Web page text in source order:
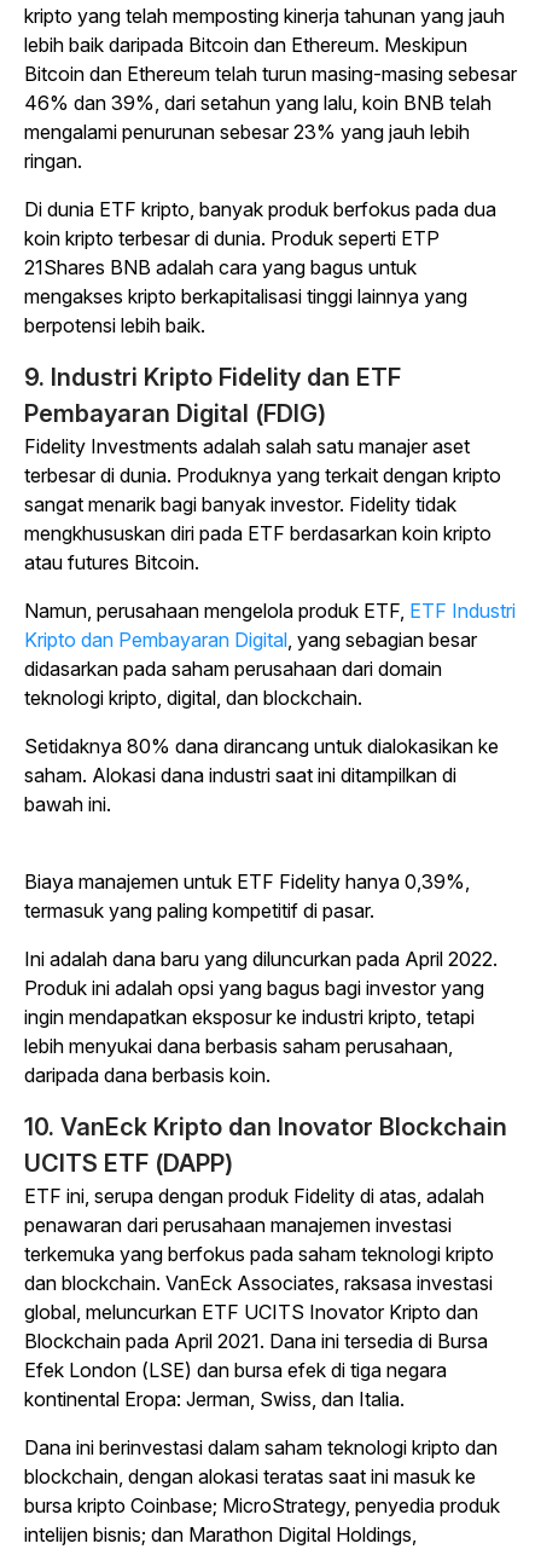
kripto yang telah memposting kinerja tahunan yang jauh
lebih baik daripada Bitcoin dan Ethereum. Meskipun
Bitcoin dan Ethereum telah turun masing-masing sebesar
46% dan 39%, dari setahun yang lalu, koin BNB telah
mengalami penurunan sebesar 23% yang jauh lebih
ringan.
Di dunia ETF kripto, banyak produk berfokus pada dua
koin kripto terbesar di dunia. Produk seperti ETP
21Shares BNB adalah cara yang bagus untuk
mengakses kripto berkapitalisasi tinggi lainnya yang
berpotensi lebih baik.
9. Industri Kripto Fidelity dan ETF
Pembayaran Digital (FDIG)
Fidelity Investments adalah salah satu manajer aset
terbesar di dunia. Produknya yang terkait dengan kripto
sangat menarik bagi banyak investor. Fidelity tidak
mengkhususkan diri pada ETF berdasarkan koin kripto
atau futures Bitcoin.
Namun, perusahaan mengelola produk ETF, ETF Industri
Kripto dan Pembayaran Digital, yang sebagian besar
didasarkan pada saham perusahaan dari domain
teknologi kripto, digital, dan blockchain.
Setidaknya 80% dana dirancang untuk dialokasikan ke
saham. Alokasi dana industri saat ini ditampilkan di
bawah ini.
Biaya manajemen untuk ETF Fidelity hanya 0,39%,
termasuk yang paling kompetitif di pasar.
Ini adalah dana baru yang diluncurkan pada April 2022.
Produk ini adalah opsi yang bagus bagi investor yang
ingin mendapatkan eksposur ke industri kripto, tetapi
lebih menyukai dana berbasis saham perusahaan,
daripada dana berbasis koin.
10. VanEck Kripto dan Inovator Blockchain
UCITS ETF (DAPP)
ETF ini, serupa dengan produk Fidelity di atas, adalah
penawaran dari perusahaan manajemen investasi
terkemuka yang berfokus pada saham teknologi kripto
dan blockchain. VanEck Associates, raksasa investasi
global, meluncurkan ETF UCITS Inovator Kripto dan
Blockchain pada April 2021. Dana ini tersedia di Bursa
Efek London (LSE) dan bursa efek di tiga negara
kontinental Eropa: Jerman, Swiss, dan Italia.
Dana ini berinvestasi dalam saham teknologi kripto dan
blockchain, dengan alokasi teratas saat ini masuk ke
bursa kripto Coinbase; MicroStrategy, penyedia produk
intelijen bisnis; dan Marathon Digital Holdings,